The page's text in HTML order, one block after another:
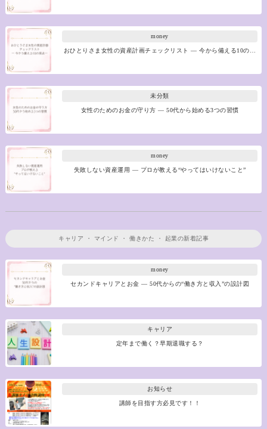
money
おひとりさま女性の資産計画チェックリスト ― 今から備える10の…
未分類
女性のためのお金の守り方 ― 50代から始める3つの習慣
money
失敗しない資産運用 ― プロが教える“やってはいけないこと”
キャリア ・ マインド ・ 働きかた ・ 起業の新着記事
money
セカンドキャリアとお金 ― 50代からの“働き方と収入”の設計図
キャリア
定年まで働く？早期退職する？
お知らせ
講師を目指す方必見です！！